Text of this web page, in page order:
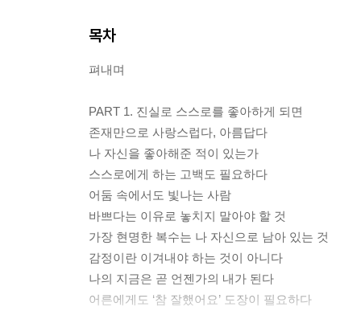
목차
펴내며
PART 1. 진실로 스스로를 좋아하게 되면
존재만으로 사랑스럽다, 아름답다
나 자신을 좋아해준 적이 있는가
스스로에게 하는 고백도 필요하다
어둠 속에서도 빛나는 사람
바쁘다는 이유로 놓치지 말아야 할 것
가장 현명한 복수는 나 자신으로 남아 있는 것
감정이란 이겨내야 하는 것이 아니다
나의 지금은 곧 언젠가의 내가 된다
어른에게도 ‘참 잘했어요’ 도장이 필요하다